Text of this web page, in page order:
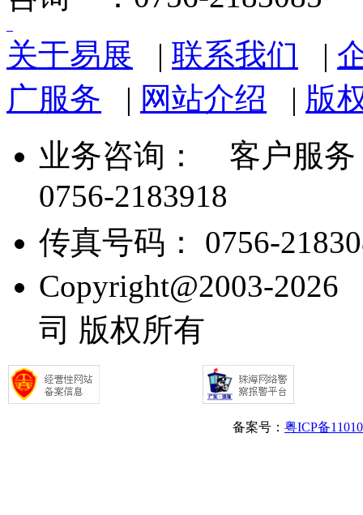
关于易展 | 联系我们 |
广服务 | 网站介绍 | 版
业务咨询：
客户服务
0756-2183918
传真号码： 0756-
Copyright@2003-
司 版权所有
备案号： 粤ICP备